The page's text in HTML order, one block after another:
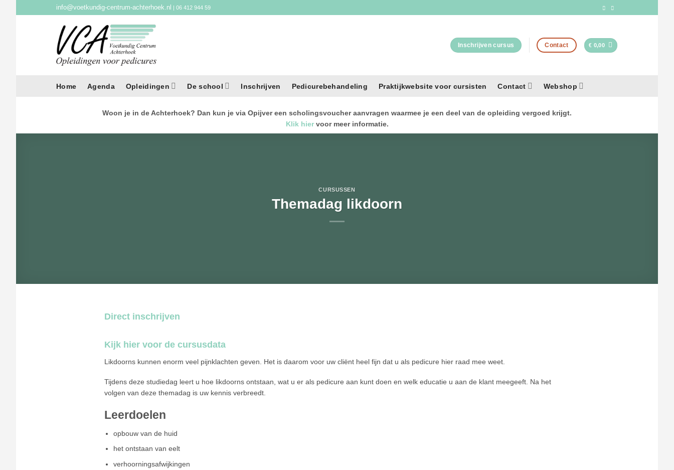
naar
info@voetkundig-centrum-achterhoek.nl | 06 412 944 59
Inschrijven cursus Contact € 0,00
Home Agenda Opleidingen De school Inschrijven Pedicurebehandeling Praktijkwebsite voor cursisten Contact Webshop
Woon je in de Achterhoek? Dan kun je via Opijver een scholingsvoucher aanvragen waarmee je een deel van de opleiding vergoed krijgt.
Klik hiervoor meer informatie.
CURSUSSEN
Themadag likdoorn
Direct inschrijven
Kijk hier voor de cursusdata
Likdoorns kunnen enorm veel pijnklachten geven. Het is daarom voor uw cliënt heel fijn dat u als pedicure hier raad mee weet.
Tijdens deze studiedag leert u hoe likdoorns ontstaan, wat u er als pedicure aan kunt doen en welk educatie u aan de klant meegeeft. Na het
volgen van deze themadag is uw kennis verbreedt.
Leerdoelen
opbouw van de huid
het ontstaan van eelt
verhoorningsafwijkingen